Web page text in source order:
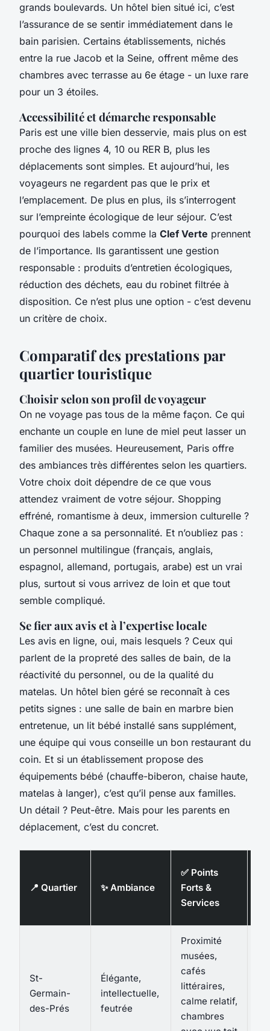
grands boulevards. Un hôtel bien situé ici, c’est
l’assurance de se sentir immédiatement dans le
bain parisien. Certains établissements, nichés
entre la rue Jacob et la Seine, offrent même des
chambres avec terrasse au 6e étage - un luxe rare
pour un 3 étoiles.
Accessibilité et démarche responsable
Paris est une ville bien desservie, mais plus on est
proche des lignes 4, 10 ou RER B, plus les
déplacements sont simples. Et aujourd’hui, les
voyageurs ne regardent pas que le prix et
l’emplacement. De plus en plus, ils s’interrogent
sur l’empreinte écologique de leur séjour. C’est
pourquoi des labels comme la Clef Verte prennent
de l’importance. Ils garantissent une gestion
responsable : produits d’entretien écologiques,
réduction des déchets, eau du robinet filtrée à
disposition. Ce n’est plus une option - c’est devenu
un critère de choix.
Comparatif des prestations par
quartier touristique
Choisir selon son profil de voyageur
On ne voyage pas tous de la même façon. Ce qui
enchante un couple en lune de miel peut lasser un
familier des musées. Heureusement, Paris offre
des ambiances très différentes selon les quartiers.
Votre choix doit dépendre de ce que vous
attendez vraiment de votre séjour. Shopping
effréné, romantisme à deux, immersion culturelle ?
Chaque zone a sa personnalité. Et n’oubliez pas :
un personnel multilingue (français, anglais,
espagnol, allemand, portugais, arabe) est un vrai
plus, surtout si vous arrivez de loin et que tout
semble compliqué.
Se fier aux avis et à l’expertise locale
Les avis en ligne, oui, mais lesquels ? Ceux qui
parlent de la propreté des salles de bain, de la
réactivité du personnel, ou de la qualité du
matelas. Un hôtel bien géré se reconnaît à ces
petits signes : une salle de bain en marbre bien
entretenue, un lit bébé installé sans supplément,
une équipe qui vous conseille un bon restaurant du
coin. Et si un établissement propose des
équipements bébé (chauffe-biberon, chaise haute,
matelas à langer), c’est qu’il pense aux familles.
Un détail ? Peut-être. Mais pour les parents en
déplacement, c’est du concret.
📍 Quartier ✨ Ambiance
✅ Points
Forts &
Services
St-
Germain-
des-Prés
Élégante,
intellectuelle,
feutrée
Proximité
musées,
cafés
littéraires,
calme relatif,
chambres